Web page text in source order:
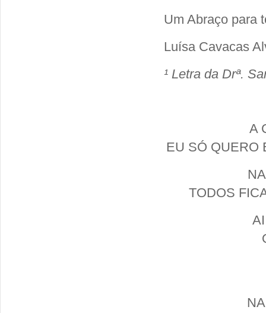
Um Abraço para
Luísa Cavacas
¹ Letra da Drª.
A
EU SÓ QUERO
TODOS